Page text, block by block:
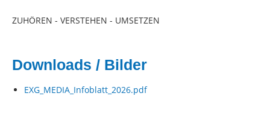
ZUHÖREN - VERSTEHEN - UMSETZEN
Downloads / Bilder
EXG_MEDIA_Infoblatt_2026.pdf